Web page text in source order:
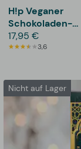
H!p Veganer
Schokoladen-
Adventskalender
17,95 €
3,6
Nicht auf Lager